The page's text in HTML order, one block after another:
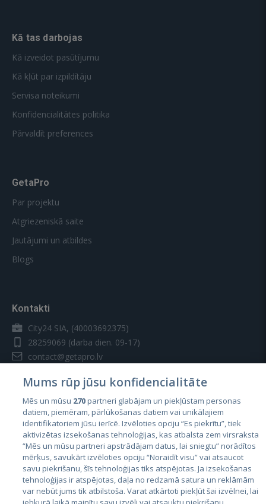
Kā tas darbojas
Kā izveidot pasūtījumu
Kā kļūt par izpildītāju
Servisa noteikumi
Konfidencialitātes politika
Pārvaldīt preferences
GetaPro
Par projektu
Atgriezeniskā saite
Jautājumi un atbildes
Blogs
Kontakti
City24 SIA, (40003692375)
28259069 (darba dien. 09-17)
contact@getapro.lv
Valstis
Igaunija
Latvija
Lietuva
Mums rūp jūsu konfidencialitāte
Mēs un mūsu 270partneri glabājam un piekļūstam personas
datiem, piemēram, pārlūkošanas datiem vai unikālajiem
identifikatoriem jūsu ierīcē. Izvēloties opciju “Es piekrītu”, tiek
aktivizētas izsekošanas tehnoloģijas, kas atbalsta zem virsraksta
“Mēs un mūsu partneri apstrādājam datus, lai sniegtu” norādītos
mērķus, savukārt izvēloties opciju “Noraidīt visu” vai atsaucot
savu piekrišanu, šīs tehnoloģijas tiks atspējotas. Ja izsekošanas
tehnoloģijas ir atspējotas, daļa no redzamā satura un reklāmām
var nebūt jums tik atbilstoša. Varat atkārtoti piekļūt šai izvēlnei, lai